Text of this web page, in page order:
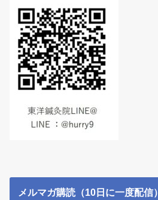
メルマガ購読（10日に一度配信）